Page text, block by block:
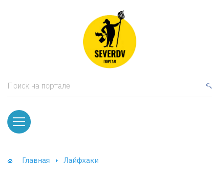
Поиск на портале
Главная Лайфхаки
и тумбы